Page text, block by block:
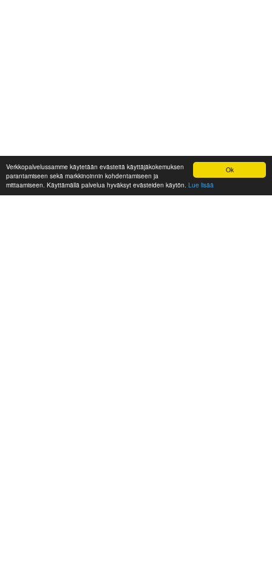
Ok
Verkkopalvelussamme käytetään evästeitä käyttäjäkokemuksen
parantamiseen sekä markkinoinnin kohdentamiseen ja
mittaamiseen. Käyttämällä palvelua hyväksyt evästeiden käytön. Lue lisää